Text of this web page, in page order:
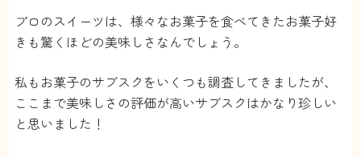
ことはなかったので気になりませんでした
【レパートリー】
かなり豊富！焼き菓子系が結構多いイメージです。
夏頃に届いたテリーヌがすごく美味しかったです。
やっぱりプロが作るスイーツは違うなって思いま
す。田舎に住んでいて、なかなか近くにスイーツの
お店ってないので、サブスクで食べられて嬉しいで
プロのスイーツは、様々なお菓子を食べてきたお菓子好
きも驚くほどの美味しさなんでしょう。
私もお菓子のサブスクをいくつも調査してきましたが、
ここまで美味しさの評価が高いサブスクはかなり珍しい
と思いました！